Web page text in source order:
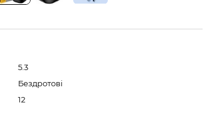
5.3
Бездротові
12